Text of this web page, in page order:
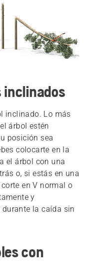
inclinados
inclinado. Lo más
árbol estén
posición sea
colocarte en la
el árbol con una
o, si estás en una
en V normal o
y
la caída sin
con